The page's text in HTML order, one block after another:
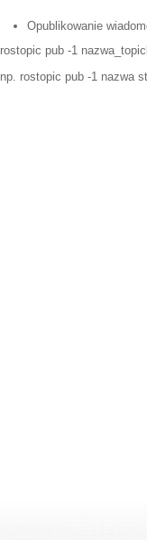
Opublikowanie
rostopic pub -1
np. rostopic pub -1 nazwa